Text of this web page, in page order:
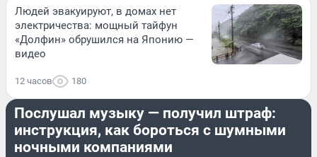
Людей эвакуируют, в домах нет
электричества: мощный тайфун
«Долфин» обрушился на Японию —
видео
12 часов 180
Послушал музыку — получил штраф:
инструкция, как бороться с шумными
ночными компаниями